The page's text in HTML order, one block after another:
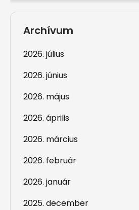
Archívum
2026. július
2026. június
2026. május
2026. április
2026. március
2026. február
2026. január
2025. december